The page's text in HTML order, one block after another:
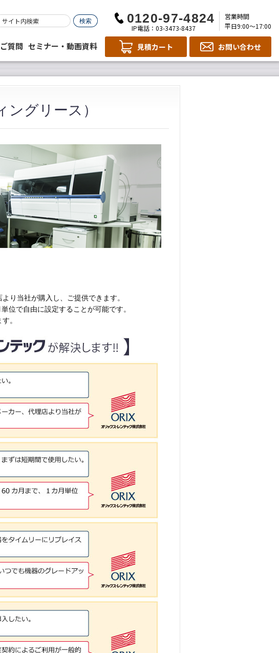
IP電話：03-3473-8437
営業時間
平日9:00～17:00
質問 セミナー・動画資料 見積カート お問い合わせ
グリース）
り当社が購入し、ご提供できます。
位で自由に設定することが可能です。
。